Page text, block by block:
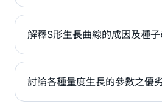
解釋S形生長曲線的成因及種
討論各種量度生長的參數之優